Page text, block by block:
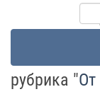
* -
рубрика "